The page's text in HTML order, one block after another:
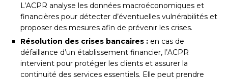
L’ACPR analyse les données macroéconomiques et
financières pour détecter d’éventuelles vulnérabilités et
proposer des mesures afin de prévenir les crises.
Résolution des crises bancaires : en cas de
défaillance d’un établissement financier, l’ACPR
intervient pour protéger les clients et assurer la
continuité des services essentiels. Elle peut prendre